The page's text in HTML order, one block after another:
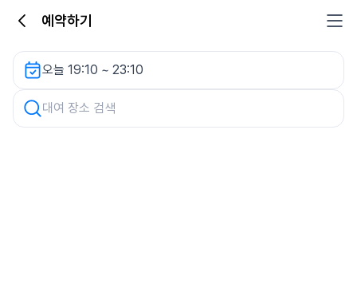
예약하기
오늘 19:10 ~ 23:10
차량 검색